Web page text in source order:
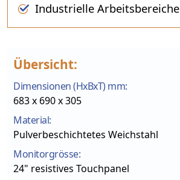
Industrielle Arbeitsbereiche
Übersicht:
Dimensionen (HxBxT) mm:
683 x 690 x 305
Material:
Pulverbeschichtetes Weichstahl
Monitorgrösse:
24" resistives Touchpanel